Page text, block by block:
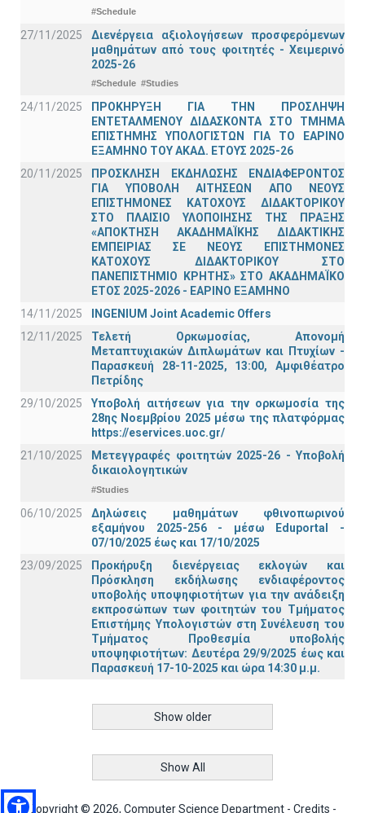
#Schedule
27/11/2025
Διενέργεια αξιολογήσεων προσφερόμενων
μαθημάτων από τους φοιτητές - Χειμερινό
2025-26
#Schedule #Studies
24/11/2025
ΠΡΟΚΗΡΥΞΗ ΓΙΑ ΤΗΝ ΠΡΟΣΛΗΨΗ
ΕΝΤΕΤΑΛΜΕΝΟΥ ΔΙΔΑΣΚΟΝΤΑ ΣΤΟ ΤΜΗΜΑ
ΕΠΙΣΤΗΜΗΣ ΥΠΟΛΟΓΙΣΤΩΝ ΓΙΑ ΤΟ ΕΑΡΙΝΟ
ΕΞΑΜΗΝΟ ΤΟΥ ΑΚΑΔ. ΕΤΟΥΣ 2025-26
20/11/2025
ΠΡΟΣΚΛΗΣΗ ΕΚΔΗΛΩΣΗΣ ΕΝΔΙΑΦΕΡΟΝΤΟΣ
ΓΙΑ ΥΠΟΒΟΛΗ ΑΙΤΗΣΕΩΝ ΑΠΟ ΝΕΟΥΣ
ΕΠΙΣΤΗΜΟΝΕΣ ΚΑΤΟΧΟΥΣ ΔΙΔΑΚΤΟΡΙΚΟΥ
ΣΤΟ ΠΛΑΙΣΙΟ ΥΛΟΠΟΙΗΣΗΣ ΤΗΣ ΠΡΑΞΗΣ
«ΑΠΟΚΤΗΣΗ ΑΚΑΔΗΜΑΪΚΗΣ ΔΙΔΑΚΤΙΚΗΣ
ΕΜΠΕΙΡΙΑΣ ΣΕ ΝΕΟΥΣ ΕΠΙΣΤΗΜΟΝΕΣ
ΚΑΤΟΧΟΥΣ ΔΙΔΑΚΤΟΡΙΚΟΥ ΣΤΟ
ΠΑΝΕΠΙΣΤΗΜΙΟ ΚΡΗΤΗΣ» ΣΤΟ ΑΚΑΔΗΜΑΪΚΟ
ΕΤΟΣ 2025-2026 - ΕΑΡΙΝΟ ΕΞΑΜΗΝΟ
14/11/2025
INGENIUM Joint Academic Offers
12/11/2025
Τελετή Ορκωμοσίας, Απονομή
Μεταπτυχιακών Διπλωμάτων και Πτυχίων -
Παρασκευή 28-11-2025, 13:00, Αμφιθέατρο
Πετρίδης
29/10/2025
Υποβολή αιτήσεων για την ορκωμοσία της
28ης Νοεμβρίου 2025 μέσω της πλατφόρμας
https://eservices.uoc.gr/
21/10/2025
Μετεγγραφές φοιτητών 2025-26 - Υποβολή
δικαιολογητικών
#Studies
06/10/2025
Δηλώσεις μαθημάτων φθινοπωρινού
εξαμήνου 2025-256 - μέσω Εduportal -
07/10/2025 έως και 17/10/2025
23/09/2025
Προκήρυξη διενέργειας εκλογών και
Πρόσκληση εκδήλωσης ενδιαφέροντος
υποβολής υποψηφιοτήτων για την ανάδειξη
εκπροσώπων των φοιτητών του Τμήματος
Επιστήμης Υπολογιστών στη Συνέλευση του
Τμήματος Προθεσμία υποβολής
υποψηφιοτήτων: Δευτέρα 29/9/2025 έως και
Παρασκευή 17-10-2025 και ώρα 14:30 μ.μ.
Show older
Show All
Copyright © 2026, Computer Science Department - Credits -